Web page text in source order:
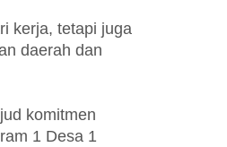
kerja, tetapi juga
daerah dan
komitmen
1 Desa 1